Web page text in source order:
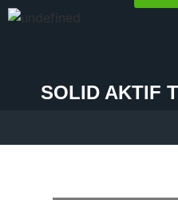
SOLID AKTIF